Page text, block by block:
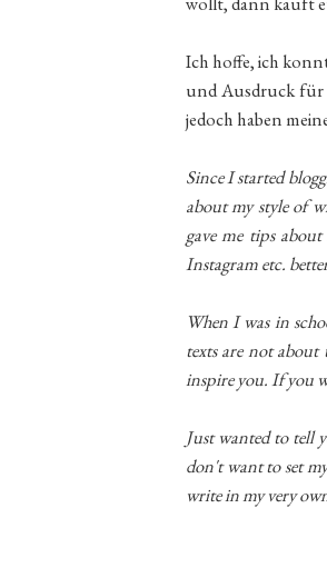
Ich hoffe, ich
und Ausdruck für
jedoch haben
Since I started
about my style of
gave me tips
Instagram etc.
When I was in
texts are not
inspire you. If you
Just wanted to tell
don't want to set
write in my very